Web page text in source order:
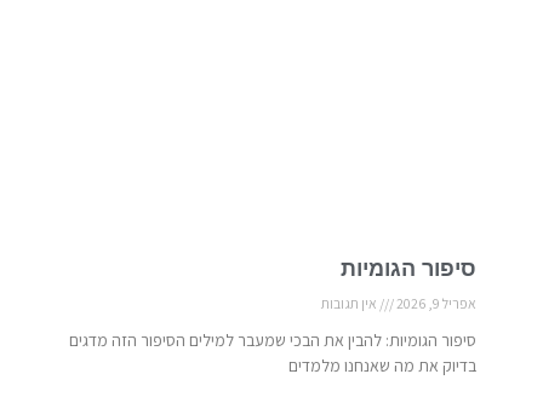
סיפור הגומיות
אפריל 9, 2026 אין תגובות
סיפור הגומיות: להבין את הבכי שמעבר למילים הסיפור הזה מדגים
בדיוק את מה שאנחנו מלמדים